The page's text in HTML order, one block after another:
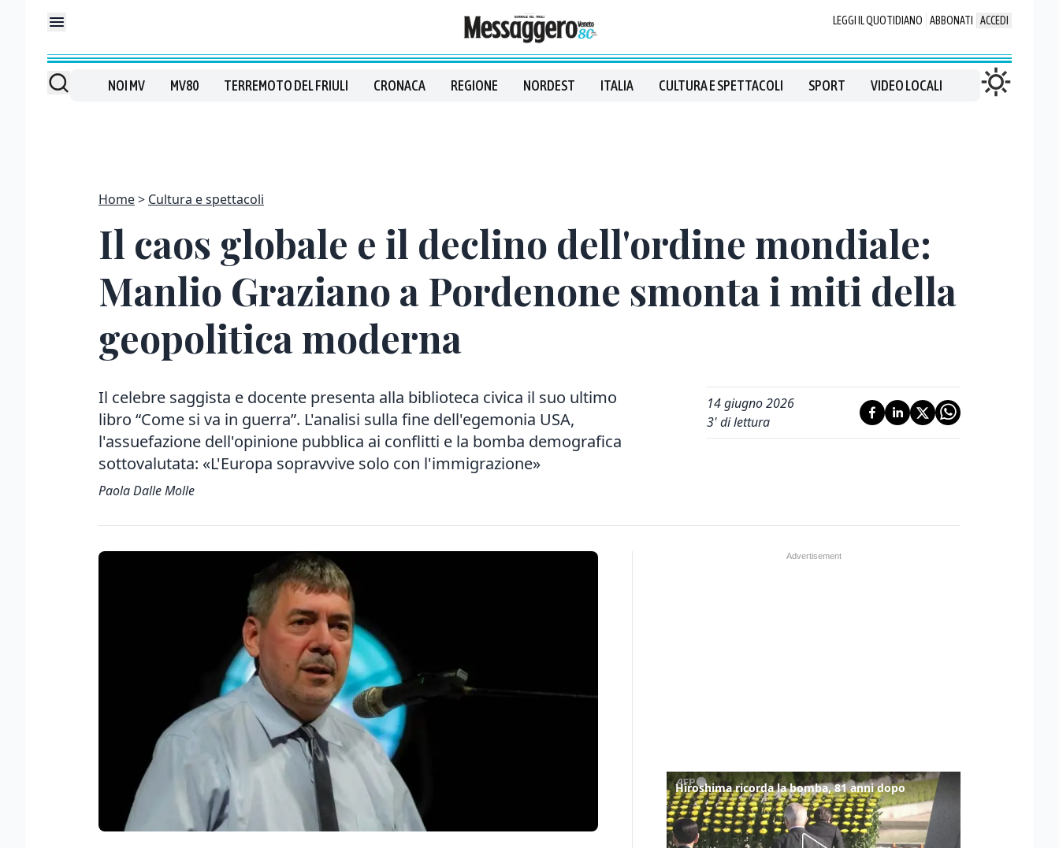
LEGGI IL QUOTIDIANO ABBONATI ACCEDI
NOI MV MV80 TERREMOTO DEL FRIULI CRONACA REGIONE NORDEST ITALIA CULTURA E SPETTACOLI SPORT VIDEO LOCALI
Home Cultura e spettacoli
Il caos globale e il declino dell'ordine mondiale:
Manlio Graziano a Pordenone smonta i miti della
geopolitica moderna
Il celebre saggista e docente presenta alla biblioteca civica il suo ultimo
libro “Come si va in guerra”. L'analisi sulla fine dell'egemonia USA,
l'assuefazione dell'opinione pubblica ai conflitti e la bomba demografica
sottovalutata: «L'Europa sopravvive solo con l'immigrazione»
Paola Dalle Molle
14 giugno 2026
3' di lettura
Hiroshima ricorda la bomba, 81 anni dopo